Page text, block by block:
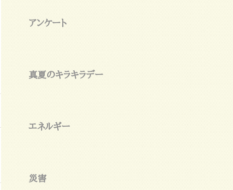
アンケート
真夏のキラキラデー
エネルギー
災害